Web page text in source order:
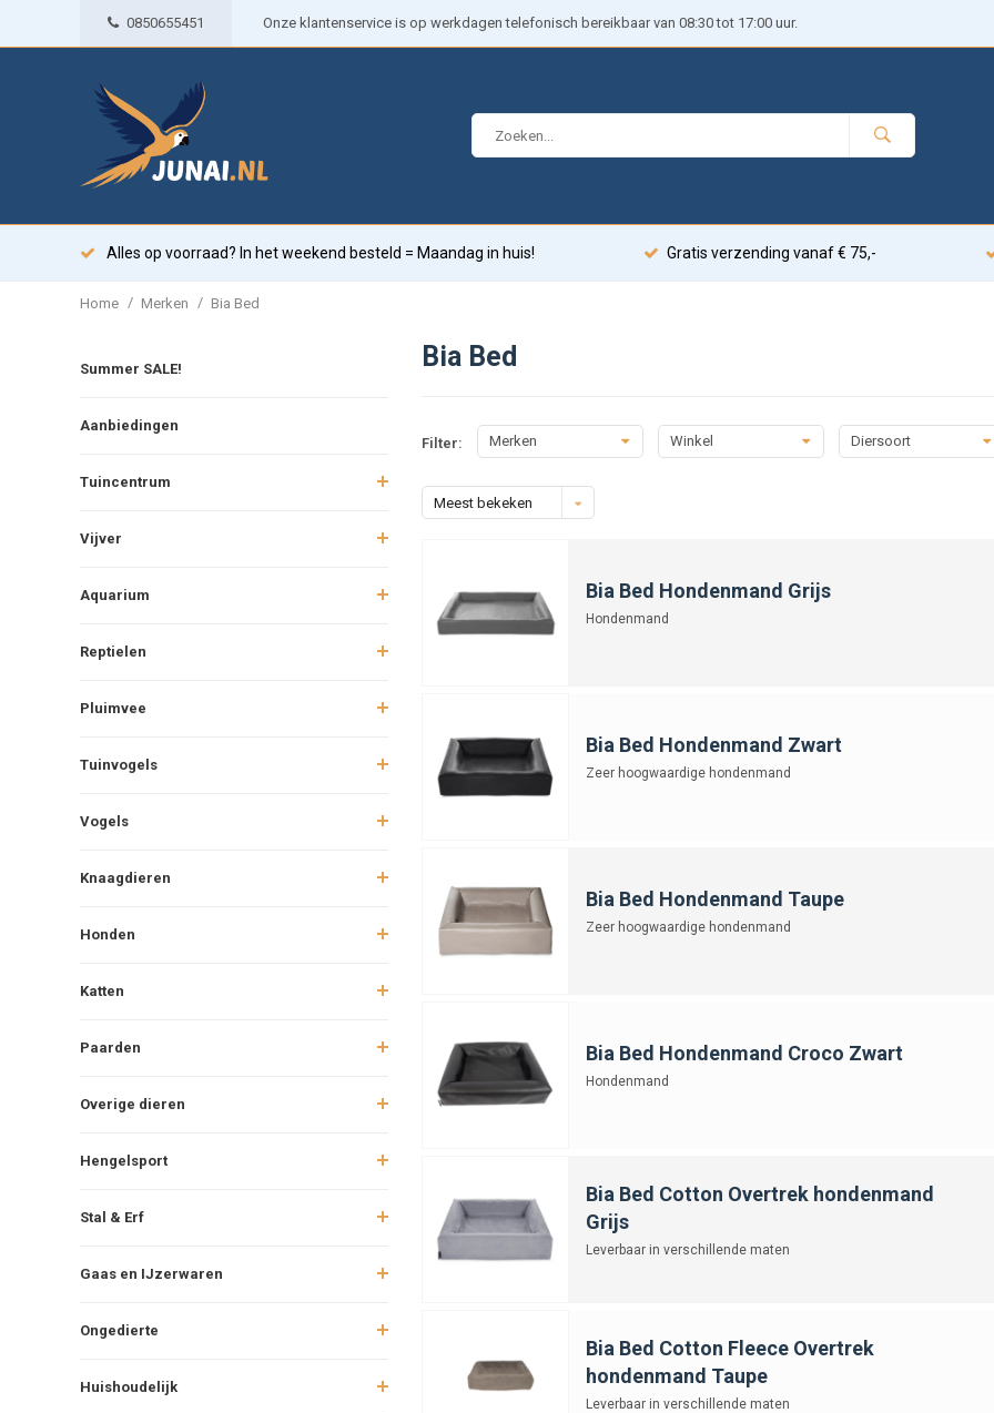
0850655451 Onze klantenservice is op werkdagen telefonisch bereikbaar van 08:30 tot 17:00 uur.
Alles op voorraad? In het weekend besteld = Maandag in huis! Gratis verzending vanaf € 75,-
Home / Merken / Bia Bed
Summer SALE!
Aanbiedingen
Tuincentrum
Vijver
Aquarium
Reptielen
Pluimvee
Tuinvogels
Vogels
Knaagdieren
Honden
Katten
Paarden
Overige dieren
Hengelsport
Stal & Erf
Gaas en IJzerwaren
Ongedierte
Huishoudelijk
Bia Bed
Filter: Merken Winkel Diersoort
Meest bekeken
Bia Bed Hondenmand Grijs
Hondenmand
Bia Bed Hondenmand Zwart
Zeer hoogwaardige hondenmand
Bia Bed Hondenmand Taupe
Zeer hoogwaardige hondenmand
Bia Bed Hondenmand Croco Zwart
Hondenmand
Bia Bed Cotton Overtrek hondenmand
Grijs
Leverbaar in verschillende maten
Bia Bed Cotton Fleece Overtrek
hondenmand Taupe
Leverbaar in verschillende maten